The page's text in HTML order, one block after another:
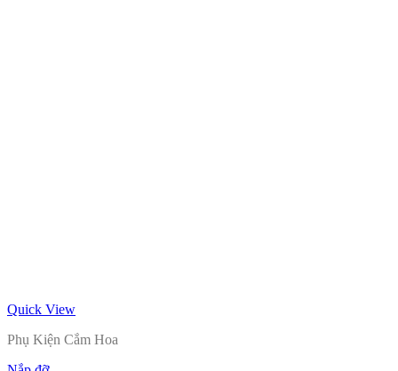
Quick View
Phụ Kiện Cắm Hoa